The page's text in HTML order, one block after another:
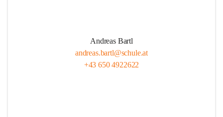
Andreas Bartl
andreas.bartl@schule.at
+43 650 4922622